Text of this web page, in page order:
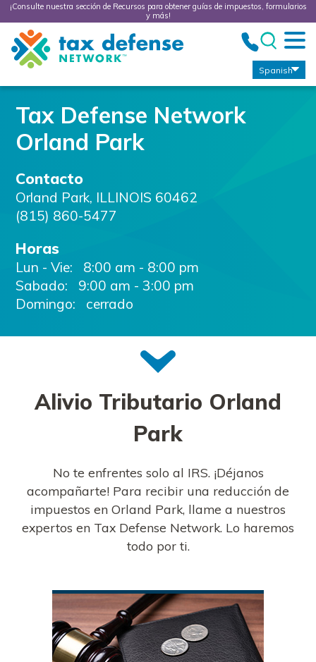
¡Consulte nuestra sección de Recursos para obtener guías de impuestos, formularios
y más!
Tax
Defense
Network
Spanish
Tax Defense Network
Orland Park
Contacto
Orland Park, ILLINOIS 60462
(815) 860-5477
Horas
Lun - Vie: 8:00 am - 8:00 pm
Sabado: 9:00 am - 3:00 pm
Domingo: cerrado
Alivio Tributario Orland
Park
No te enfrentes solo al IRS. ¡Déjanos
acompañarte! Para recibir una reducción de
impuestos en Orland Park, llame a nuestros
expertos en Tax Defense Network. Lo haremos
todo por ti.